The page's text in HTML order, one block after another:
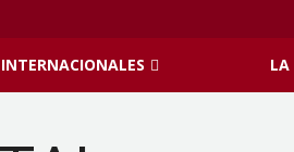
INTERNACIONALES LA